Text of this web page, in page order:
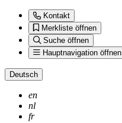
Kontakt
Merkliste öffnen
Suche öffnen
Hauptnavigation öffnen
Deutsch
en
nl
fr